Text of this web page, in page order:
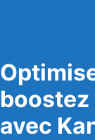
avec